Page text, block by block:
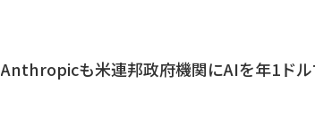
Anthropicも米連邦政府機関にAIを年1ド